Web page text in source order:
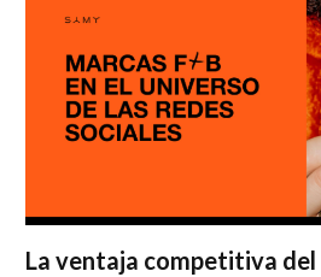
La ventaja competitiva